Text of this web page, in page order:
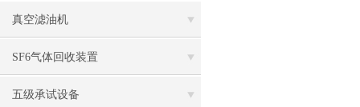
真空滤油机
SF6气体回收装置
五级承试设备